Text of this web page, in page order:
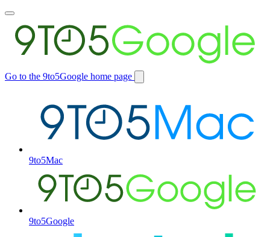
Toggle
main
menu
Go to the 9to5Google home page
Switch
9to5Mac
9to5Google